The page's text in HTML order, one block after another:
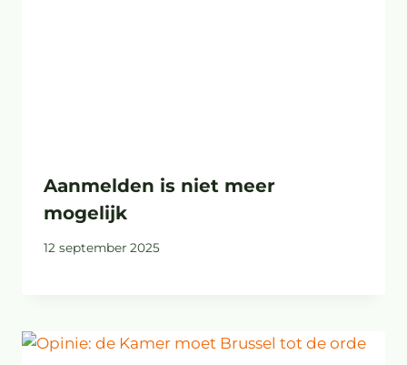
Aanmelden is niet meer
mogelijk
12 september 2025